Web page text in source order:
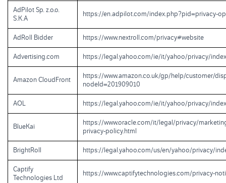
AdPilot Sp. z.o.o.
S.K.A
https://en.adpilot.com/index.php?pid=privacy-
AdRoll Bidder https://www.nextroll.com/privacy#website
Advertising.com https://legal.yahoo.com/ie/it/yahoo/privacy/
Amazon CloudFront
https://www.amazon.co.uk/gp/help/customer/
nodeId=201909010
AOL https://legal.yahoo.com/ie/it/yahoo/privacy/
BlueKai
https://www.oracle.com/it/legal/privacy/
privacy-policy.html
BrightRoll https://legal.yahoo.com/us/en/yahoo/privacy/
Captify
Technologies Ltd
https://www.captifytechnologies.com/privacy-